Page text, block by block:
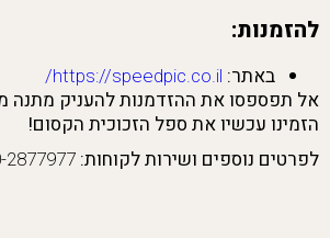
להזמנות:
באתר: https://speedpic.co.il/
אל תפספסו את ההזדמנות להעניק מתנה
הזמינו עכשיו את ספל הזכוכית הקסום!
לפרטים נוספים ושירות לקוחות: